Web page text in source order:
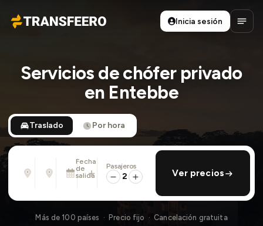
Transfeero
Inicia sesión
Abrir
Servicios de chófer privado
en Entebbe
Traslado Por hora
Desde
Dirección, aeropuerto, hotel, ...
Hasta
Dirección, aeropuerto, hotel, ...
Fecha
de
salida
Lun., 10 Ago. · 01:45 PM
añadir regreso
Pasajeros
2 Ver precios
Más de 100 países · Precio fijo · Cancelación gratuita